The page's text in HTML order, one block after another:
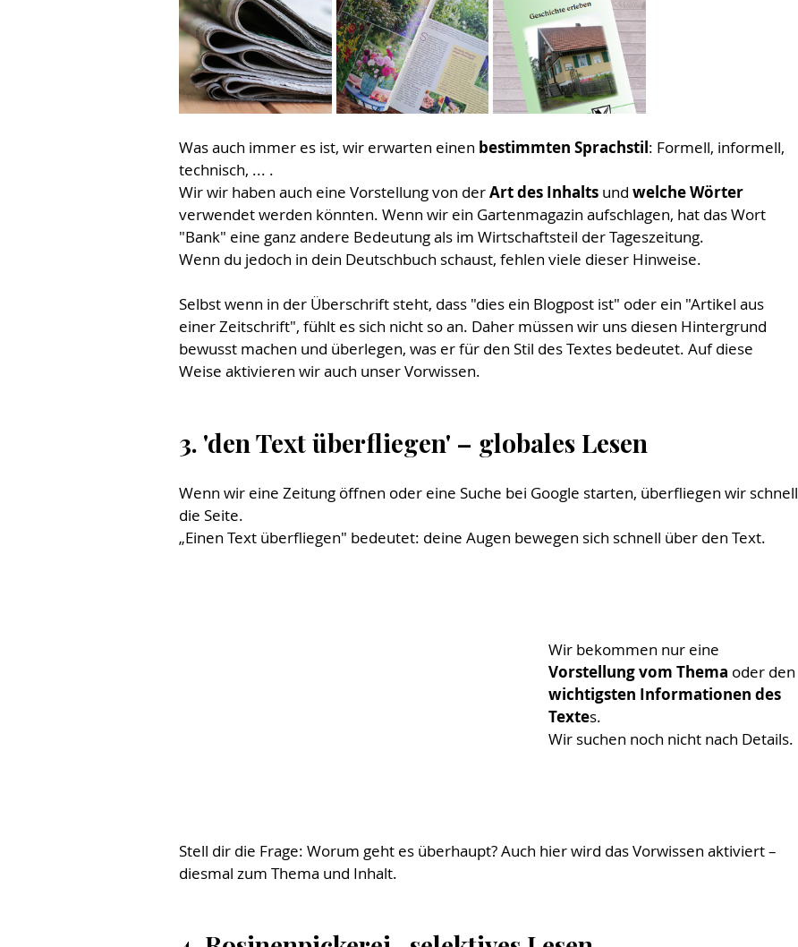
Was auch immer es ist, wir erwarten einen bestimmten Sprachstil: Formell, informell,
technisch, ... .
Wir wir haben auch eine Vorstellung von der Art des Inhalts und welche Wörter
verwendet werden könnten. Wenn wir ein Gartenmagazin aufschlagen, hat das Wort
"Bank" eine ganz andere Bedeutung als im Wirtschaftsteil der Tageszeitung.
Wenn du jedoch in dein Deutschbuch schaust, fehlen viele dieser Hinweise.
Selbst wenn in der Überschrift steht, dass "dies ein Blogpost ist" oder ein "Artikel aus
einer Zeitschrift", fühlt es sich nicht so an. Daher müssen wir uns diesen Hintergrund
bewusst machen und überlegen, was er für den Stil des Textes bedeutet. Auf diese
Weise aktivieren wir auch unser Vorwissen.
3. 'den Text überfliegen' – globales Lesen
Wenn wir eine Zeitung öffnen oder eine Suche bei Google starten, überfliegen wir schnell
die Seite.
„Einen Text überfliegen" bedeutet: deine Augen bewegen sich schnell über den Text.
Wir bekommen nur eine
Vorstellung vom Thema oder den
wichtigsten Informationen des
Textes.
Wir suchen noch nicht nach Details.
Stell dir die Frage: Worum geht es überhaupt? Auch hier wird das Vorwissen aktiviert –
diesmal zum Thema und Inhalt.